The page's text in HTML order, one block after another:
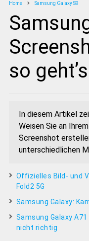
Home
Samsung Galaxy S9
so geht’s
In diesem Artikel
Weisen Sie an
Screenshot
unterschiedlichen
Offizielles Bild- und
Fold2 5G
Samsung Galaxy:
Samsung Galaxy
nicht richtig